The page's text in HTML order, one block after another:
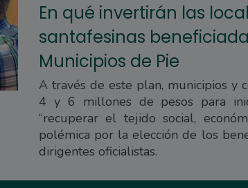
En qué invertirán las
santafesinas
Municipios de Pie
A través de este plan, municipios y
4 y 6 millones de pesos para
“recuperar el tejido social,
polémica por la elección de los
dirigentes oficialistas.